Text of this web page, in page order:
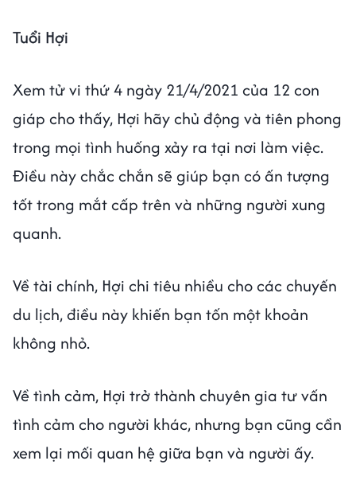
Tuổi Hợi
Xem tử vi thứ 4 ngày 21/4/2021 của 12 con
giáp cho thấy, Hợi hãy chủ động và tiên phong
trong mọi tình huống xảy ra tại nơi làm việc.
Điều này chắc chắn sẽ giúp bạn có ấn tượng
tốt trong mắt cấp trên và những người xung
quanh.
Về tài chính, Hợi chi tiêu nhiều cho các chuyến
du lịch, điều này khiến bạn tốn một khoản
không nhỏ.
Về tình cảm, Hợi trở thành chuyên gia tư vấn
tình cảm cho người khác, nhưng bạn cũng cần
xem lại mối quan hệ giữa bạn và người ấy.